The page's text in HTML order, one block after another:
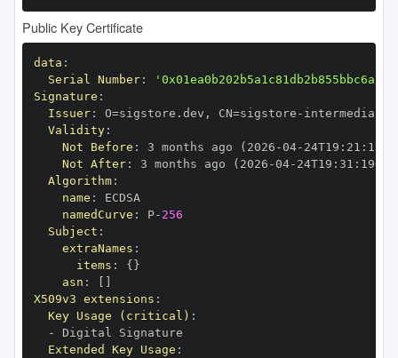
Public Key Certificate
data :
Serial Number:
Signature :
Issuer: O=sigstore.dev , CN=sigstore -
Validity:
Not Before : 3 months ago (2026 -04- 24T19 : 21 :
Not After: 3 months ago (2026 -04- 24T19 : 31 : 19+00
Algorithm:
name :
namedCurve : P- 256
Subject :
extraNames :
items : { }
asn :
X509v3 extensions :
Key Usage (critical) :
-
Extended Key Usage :